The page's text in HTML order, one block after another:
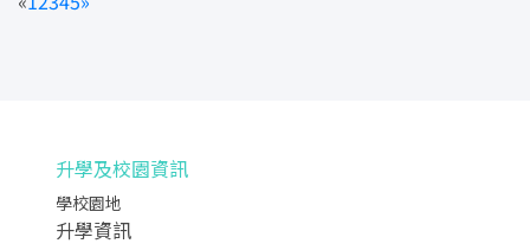
升學及校園資訊
學校園地
升學資訊